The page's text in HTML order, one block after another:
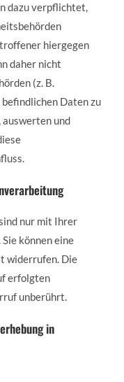
dazu verpflichtet,
hiergegen
daher nicht
(z. B.
Daten zu
und
nur mit Ihrer
können eine
widerrufen. Die
erfolgten
unberührt.
in